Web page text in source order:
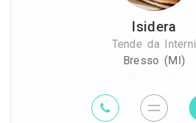
Isidera
Tende da Interni
Bresso (MI)